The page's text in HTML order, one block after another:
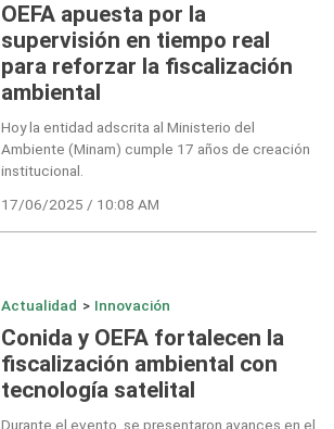
OEFA apuesta por la
supervisión en tiempo real
para reforzar la fiscalización
ambiental
Hoy la entidad adscrita al Ministerio del
Ambiente (Minam) cumple 17 años de creación
institucional.
17/06/2025 / 10:08 AM
Actualidad > Innovación
Conida y OEFA fortalecen la
fiscalización ambiental con
tecnología satelital
Durante el evento, se presentaron avances en el